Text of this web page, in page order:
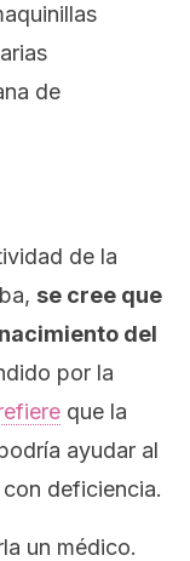
de
de la
se cree que
del
por la
que la
ayudar al
deficiencia.
un médico.